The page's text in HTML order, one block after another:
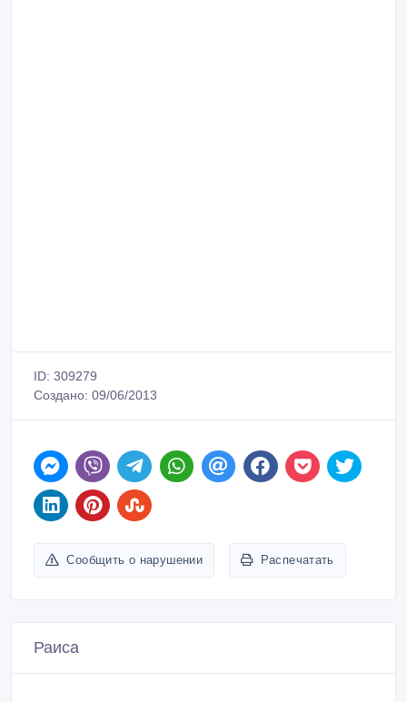
ID: 309279
Создано: 09/06/2013
Сообщить о нарушении Распечатать
Раиса